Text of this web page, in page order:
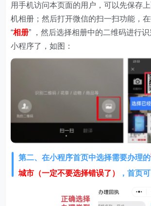
用手机访问本页面的用户，可以先保存
机相册；然后打开微信的扫一扫功能，
“相册” ，然后选择相册中的二维码进行
小程序了，如图：
第二、在小程序首页中选择需要办理的
城市（一定不要选择错误了）
，首页